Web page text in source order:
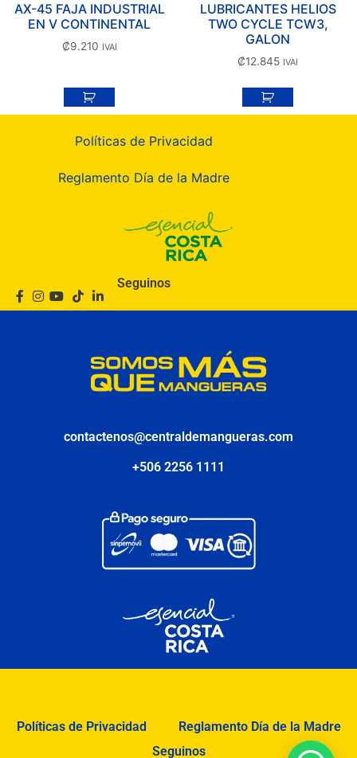
AX-45 FAJA INDUSTRIAL
EN V CONTINENTAL
₡9.210 IVAI
LUBRICANTES HELIOS
TWO CYCLE TCW3,
GALON
₡12.845 IVAI
Políticas de Privacidad
Reglamento Día de la Madre
Seguinos
contactenos@centraldemangueras.com
+506 2256 1111
Políticas de Privacidad
Reglamento Día de la Madre
Seguinos